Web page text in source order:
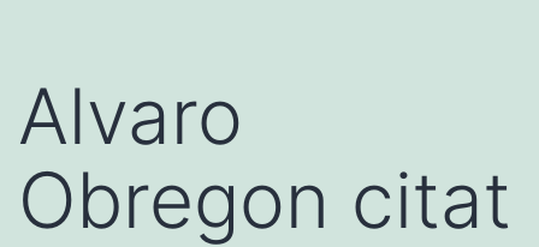
Alvaro
Obregon citat